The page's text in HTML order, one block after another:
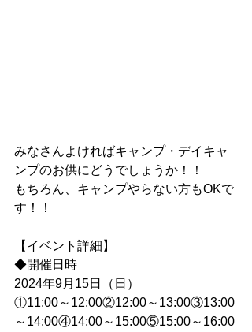
みなさんよければキャンプ・デイキャ
ンプのお供にどうでしょうか！！
もちろん、キャンプやらない方もOKで
す！！
【イベント詳細】
◆開催日時
2024年9月15日（日）
①11:00～12:00②12:00～13:00③13:00
～14:00④14:00～15:00⑤15:00～16:00